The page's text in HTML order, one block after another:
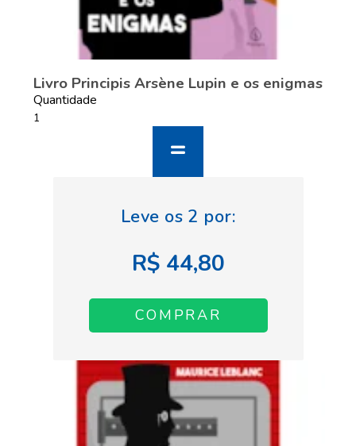
Livro Principis Arsène Lupin e os enigmas
Quantidade
R$ 44,80